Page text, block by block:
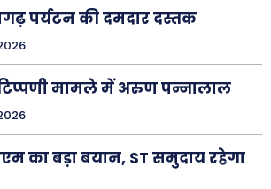
पर्यटन की दमदार दस्तक
मामले में अरुण पन्नालाल
का बड़ा बयान, ST समुदाय रहेगा